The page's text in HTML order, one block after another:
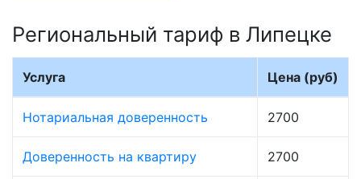
Региональный тариф в Липецке
Услуга Цена (руб)
Нотариальная доверенность 2700
Доверенность на квартиру 2700